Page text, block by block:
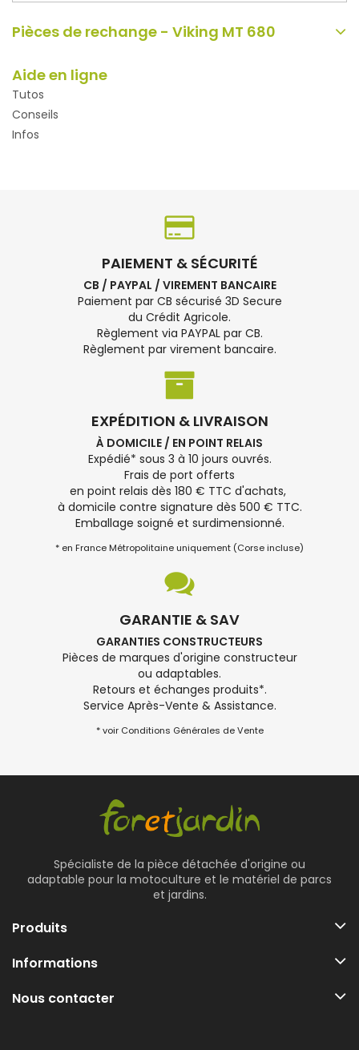
Pièces de rechange - Viking MT 680
Aide en ligne
Tutos
Conseils
Infos
PAIEMENT & SÉCURITÉ
CB / PAYPAL / VIREMENT BANCAIRE
Paiement par CB sécurisé 3D Secure
du Crédit Agricole.
Règlement via PAYPAL par CB.
Règlement par virement bancaire.
EXPÉDITION & LIVRAISON
À DOMICILE / EN POINT RELAIS
Expédié* sous 3 à 10 jours ouvrés.
Frais de port offerts
en point relais dès 180 € TTC d'achats,
à domicile contre signature dès 500 € TTC.
Emballage soigné et surdimensionné.
* en France Métropolitaine uniquement (Corse incluse)
GARANTIE & SAV
GARANTIES CONSTRUCTEURS
Pièces de marques d'origine constructeur
ou adaptables.
Retours et échanges produits*.
Service Après-Vente & Assistance.
* voir Conditions Générales de Vente
Spécialiste de la pièce détachée d'origine ou
adaptable pour la motoculture et le matériel de parcs
et jardins.
Produits
Informations
Nous contacter